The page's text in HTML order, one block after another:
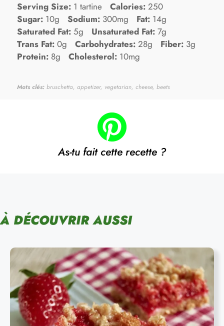
Serving Size: 1 tartine Calories: 250
Sugar: 10g Sodium: 300mg Fat: 14g
Saturated Fat: 5g Unsaturated Fat: 7g
Trans Fat: 0g Carbohydrates: 28g Fiber: 3g
Protein: 8g Cholesterol: 10mg
Mots clés: bruschetta, appetizer, vegetarian, cheese, beets
As-tu fait cette recette ?
À DÉCOUVRIR AUSSI